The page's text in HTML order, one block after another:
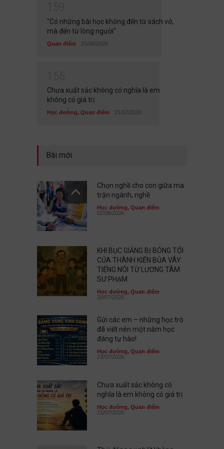
"Có những bài học không đến từ sách vở,
mà đến từ lòng người"
Quan điểm 25/06/2026
Chưa xuất sắc không có nghĩa là em
không có giá trị
Học đường, Quan điểm 21/07/2026
Bài mới
Chọn nghề cho con giữa ma
trận ngành, nghề
Học đường, Quan điểm
02/08/2026
KHI BỤC GIẢNG BỊ BÓNG TỐI
CỦA THÀNH KIẾN BỦA VÂY:
TIẾNG NÓI TỪ LƯƠNG TÂM
SƯ PHẠM
Học đường, Quan điểm
30/07/2026
Gửi các em – những học trò
đã viết nên một năm học
đáng tự hào!
Học đường, Quan điểm
23/07/2026
Chưa xuất sắc không có
nghĩa là em không có giá trị
Học đường, Quan điểm
21/07/2026